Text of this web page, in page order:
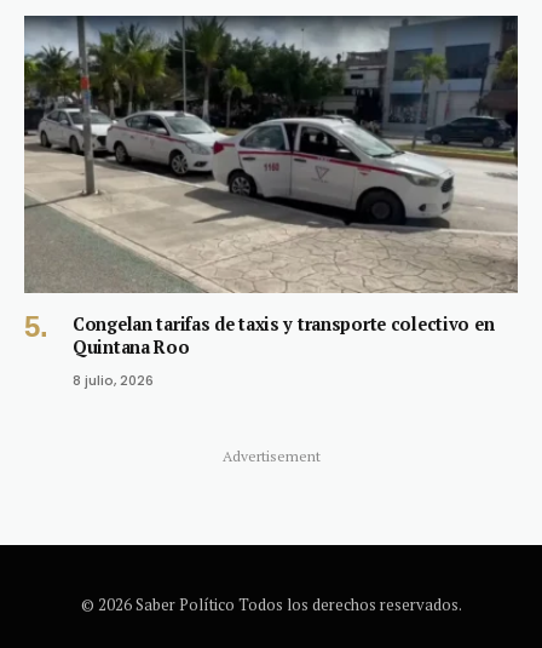
Congelan tarifas de taxis y transporte colectivo en
Quintana Roo
8 julio, 2026
Advertisement
© 2026 Saber Político Todos los derechos reservados.